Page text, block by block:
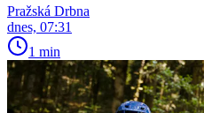
Pražská Drbna
dnes, 07:31
1 min